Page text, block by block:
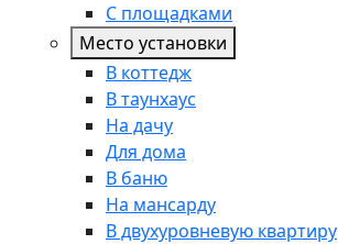
С площадками
Место установки
В коттедж
В таунхаус
На дачу
Для дома
В баню
На мансарду
В двухуровневую квартиру